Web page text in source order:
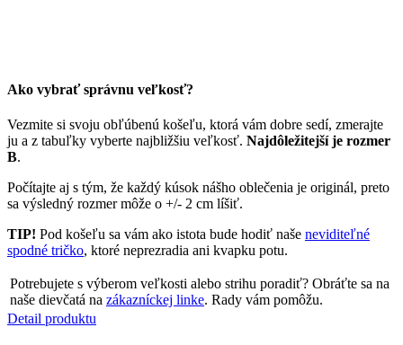
Ako vybrať správnu veľkosť?
Vezmite si svoju obľúbenú košeľu, ktorá vám dobre sedí, zmerajte
ju a z tabuľky vyberte najbližšiu veľkosť. Najdôležitejší je rozmer
B.
Počítajte aj s tým, že každý kúsok nášho oblečenia je originál, preto
sa výsledný rozmer môže o +/- 2 cm líšiť.
TIP! Pod košeľu sa vám ako istota bude hodiť naše neviditeľné
spodné tričko, ktoré neprezradia ani kvapku potu.
Potrebujete s výberom veľkosti alebo strihu poradiť? Obráťte sa na
naše dievčatá na zákazníckej linke. Rady vám pomôžu.
Detail produktu